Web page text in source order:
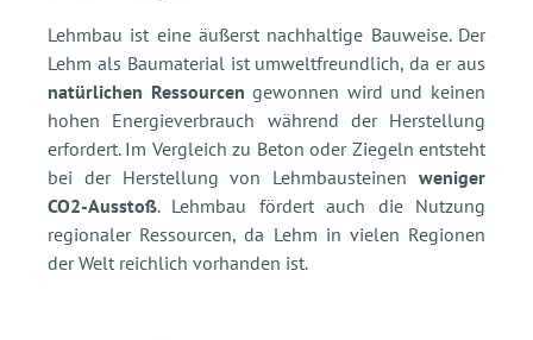
Lehmbau ist eine äußerst nachhaltige Bauweise. Der
Lehm als Baumaterial ist umweltfreundlich, da er aus
natürlichen Ressourcen gewonnen wird und keinen
hohen Energieverbrauch während der Herstellung
erfordert. Im Vergleich zu Beton oder Ziegeln entsteht
bei der Herstellung von Lehmbausteinen weniger
CO2-Ausstoß. Lehmbau fördert auch die Nutzung
regionaler Ressourcen, da Lehm in vielen Regionen
der Welt reichlich vorhanden ist.